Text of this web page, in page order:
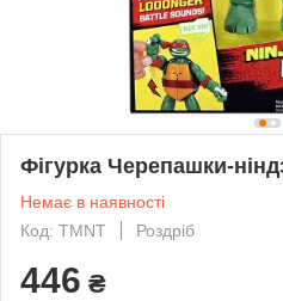
Фігурка Черепашки-
Немає в наявності
Код: TMNT
Роздріб
446 ₴